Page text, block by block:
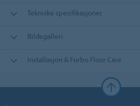
Tekniske spesifikasjoner
Bildegalleri
Installasjon & Forbo Floor Care